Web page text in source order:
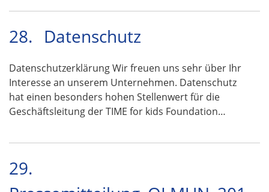
28. Datenschutz
Datenschutzerklärung Wir freuen uns sehr über Ihr
Interesse an unserem Unternehmen. Datenschutz
hat einen besonders hohen Stellenwert für die
Geschäftsleitung der TIME for kids Foundation…
29.